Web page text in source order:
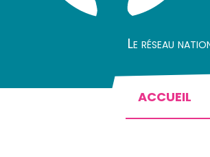
Le réseau
ACCUEIL